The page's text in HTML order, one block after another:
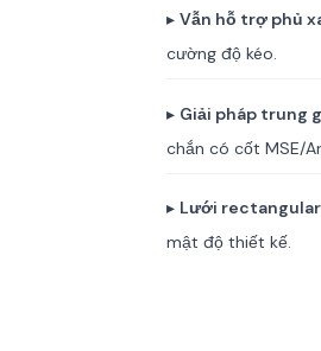
▸Vẫn hỗ trợ phủ
cường độ kéo.
▸ Giải pháp trung
chắn có cốt MSE/
▸ Lưới
mật độ thiết kế.